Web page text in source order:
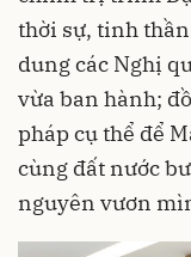
thời sự, tinh
dung các Nghị
vừa ban hành;
pháp cụ thể để
cùng đất nước
nguyên vươn